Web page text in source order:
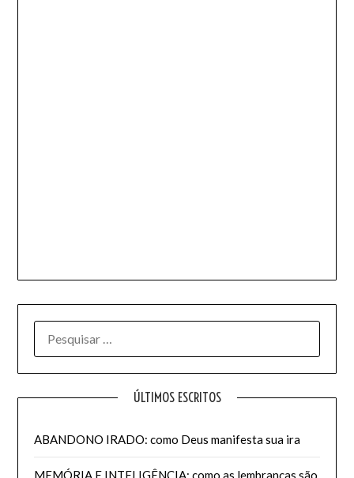
POR:
ÚLTIMOS ESCRITOS
ABANDONO IRADO: como Deus manifesta sua ira
MEMÓRIA E INTELIGÊNCIA: como as lembranças são